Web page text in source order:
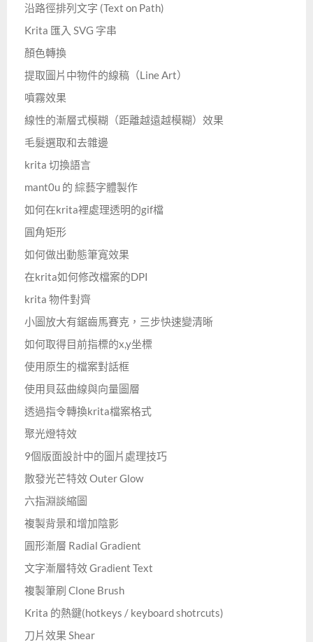
沿路徑排列文字 (Text on Path)
Krita 匯入 SVG 字串
顏色轉換
提取圖片中物件的線稿（Line Art）
噴霧效果
線性的漸層式模糊（距離越遠越模糊）效果
毛髮選取和去雜邊
krita 切換語言
mant0u 的 綜藝字體製作
如何在krita裡處理透明的gif檔
圓角矩形
如何做出動態筆寬效果
在krita如何修改檔案的DPI
krita 物件對齊
小圖放大有鋸齒馬賽克，三步快速變清晰
如何取得目前指標的x,y坐標
使用原生的檔案對話框
使用貝茲曲線與向量圖層
透過指令轉換krita檔案格式
聚光燈特效
9個版面設計中的圖片處理技巧
散發光芒特效 Outer Glow
六指淵談縮圖
複製背景和增加陰影
圓形漸層 Radial Gradient
文字漸層特效 Gradient Text
複製筆刷 Clone Brush
Krita 的熱鍵(hotkeys / keyboard shotrcuts)
刀片效果 Shear